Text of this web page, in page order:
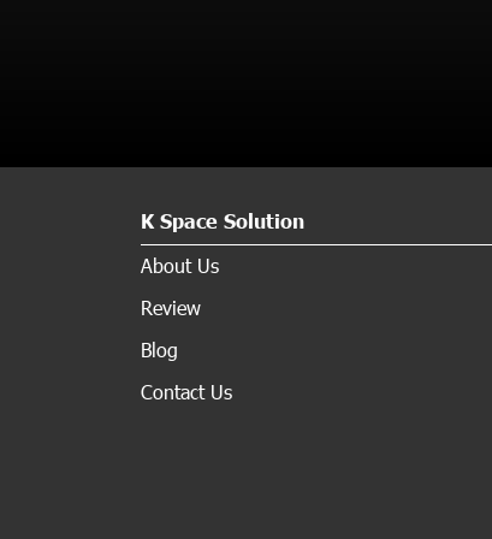
K Space Solution
About Us
Review
Blog
Contact Us